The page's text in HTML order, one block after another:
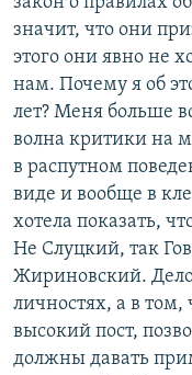
значит, что они
этого они явно не
нам. Почему я об
лет? Меня больше
волна критики на
в распутном
виде и вообще в
хотела показать,
Не Слуцкий, так
Жириновский.
личностях, а в
высокий пост,
должны давать